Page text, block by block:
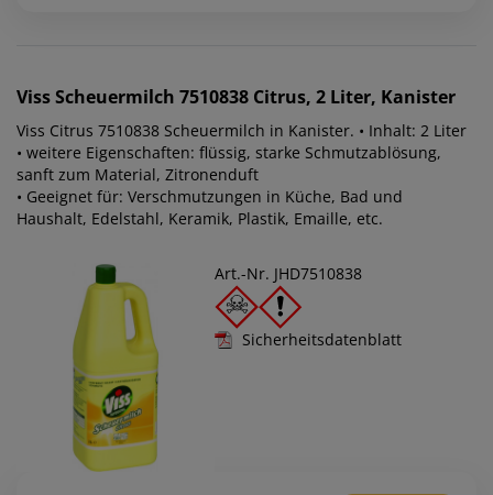
VissScheuermilch 7510838 Citrus, 2 Liter, Kanister
Viss Citrus 7510838 Scheuermilch in Kanister. • Inhalt: 2 Liter
• weitere Eigenschaften: flüssig, starke Schmutzablösung,
sanft zum Material, Zitronenduft
• Geeignet für: Verschmutzungen in Küche, Bad und
Haushalt, Edelstahl, Keramik, Plastik, Emaille, etc.
Art.-Nr. JHD7510838
Sicherheitsdatenblatt